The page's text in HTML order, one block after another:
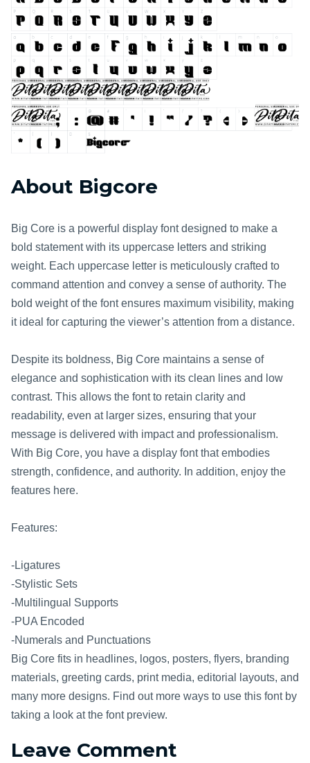
About Bigcore
Big Core is a powerful display font designed to make a
bold statement with its uppercase letters and striking
weight. Each uppercase letter is meticulously crafted to
command attention and convey a sense of authority. The
bold weight of the font ensures maximum visibility, making
it ideal for capturing the viewer’s attention from a distance.
Despite its boldness, Big Core maintains a sense of
elegance and sophistication with its clean lines and low
contrast. This allows the font to retain clarity and
readability, even at larger sizes, ensuring that your
message is delivered with impact and professionalism.
With Big Core, you have a display font that embodies
strength, confidence, and authority. In addition, enjoy the
features here.
Features:
-Ligatures
-Stylistic Sets
-Multilingual Supports
-PUA Encoded
-Numerals and Punctuations
Big Core fits in headlines, logos, posters, flyers, branding
materials, greeting cards, print media, editorial layouts, and
many more designs. Find out more ways to use this font by
taking a look at the font preview.
Leave Comment